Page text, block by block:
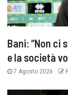
Bani: “Non ci
e la società
7 Agosto 2026